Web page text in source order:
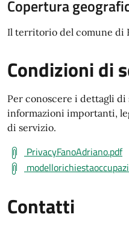
Copertura
Il territorio del comune di
Condizioni di
Per conoscere i dettagli
informazioni importanti,
di servizio.
PrivacyFanoAdriano.pdf
Contatti